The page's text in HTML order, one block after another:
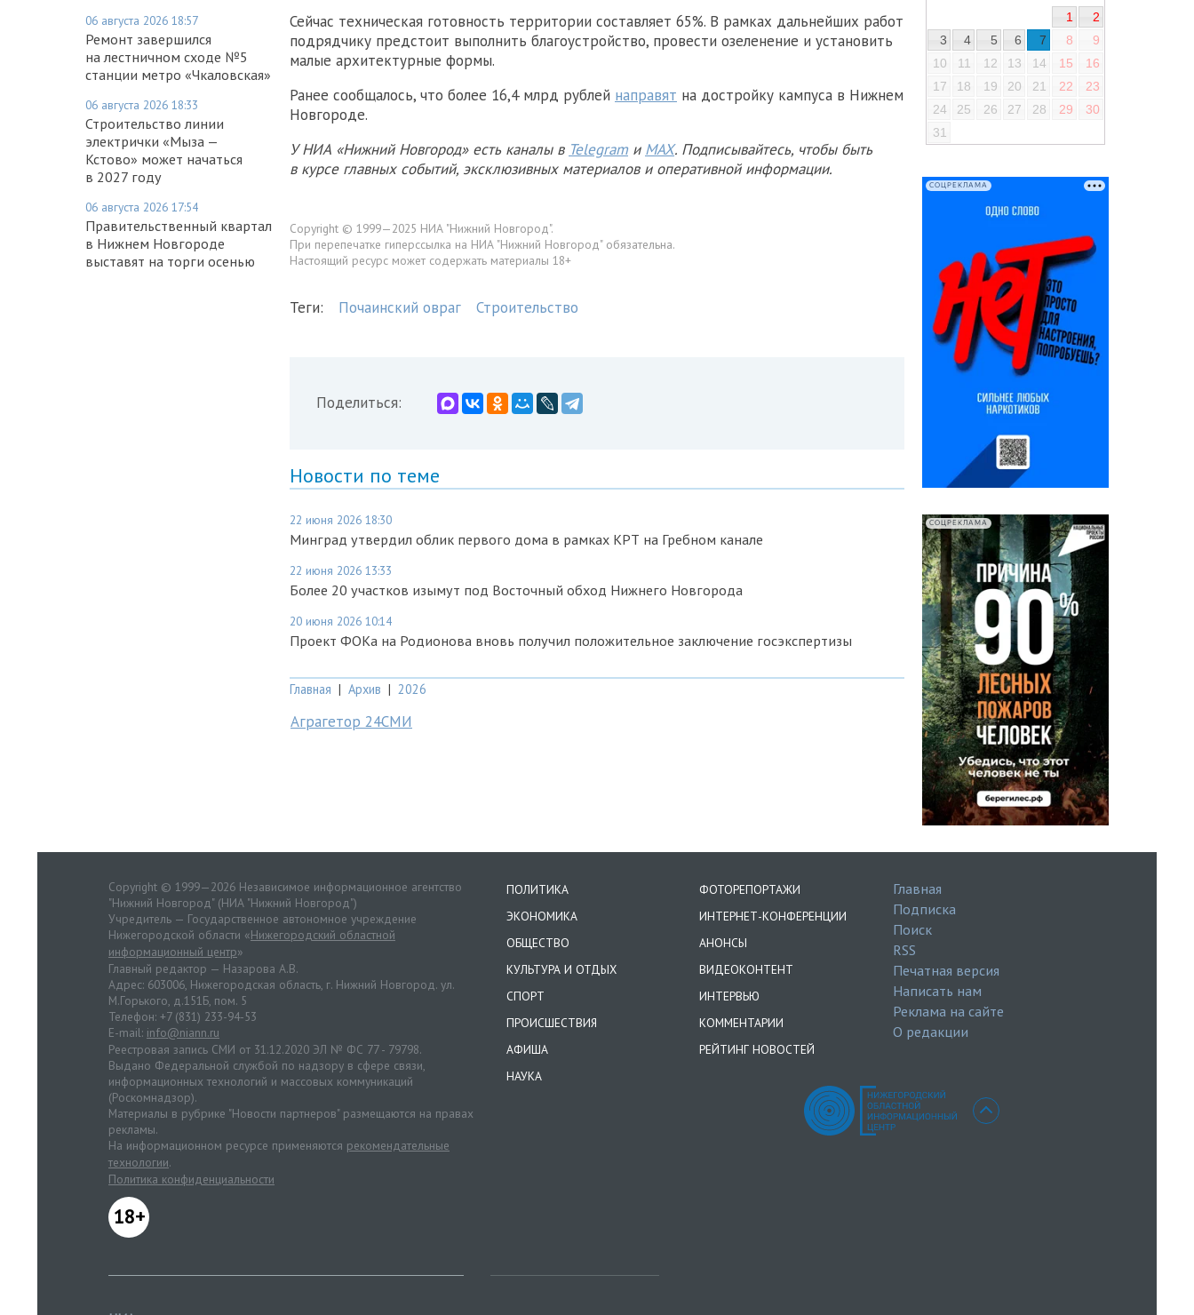
06 августа 2026 18:57
Ремонт завершился
на лестничном сходе №5
станции метро «Чкаловская»
06 августа 2026 18:33
Строительство линии
электрички «Мыза —
Кстово» может начаться
в 2027 году
06 августа 2026 17:54
Правительственный квартал
в Нижнем Новгороде
выставят на торги осенью
Сейчас техническая готовность территории составляет 65%. В рамках дальнейших работ
подрядчику предстоит выполнить благоустройство, провести озеленение и установить
малые архитектурные формы.
Ранее сообщалось, что более 16,4 млрд рублей направят на достройку кампуса в Нижнем
Новгороде.
У НИА «Нижний Новгород» есть каналы в Telegram и MAX. Подписывайтесь, чтобы быть
в курсе главных событий, эксклюзивных материалов и оперативной информации.
Copyright © 1999—2025 НИА "Нижний Новгород".
При перепечатке гиперссылка на НИА "Нижний Новгород" обязательна.
Настоящий ресурс может содержать материалы 18+
Теги: Почаинский овраг Строительство
Поделиться:
Новости по теме
22 июня 2026 18:30
Минград утвердил облик первого дома в рамках КРТ на Гребном канале
22 июня 2026 13:33
Более 20 участков изымут под Восточный обход Нижнего Новгорода
20 июня 2026 10:14
Проект ФОКа на Родионова вновь получил положительное заключение госэкспертизы
Главная | Архив | 2026
Аграгетор 24СМИ
1
2
3
4 5 6 7 8
9
10
11 12 13 14 15
16
17
18 19 20 21 22
23
24
25 26 27 28 29
30
31
СОЦРЕКЛАМА
СОЦРЕКЛАМА
Copyright © 1999—2026 Независимое информационное агентство
"Нижний Новгород" (НИА "Нижний Новгород")
Учредитель — Государственное автономное учреждение
Нижегородской области «Нижегородский областной
информационный центр»
Главный редактор — Назарова А.В.
Адрес: 603006, Нижегородская область, г. Нижний Новгород. ул.
М.Горького, д.151Б, пом. 5
Телефон: +7 (831) 233-94-53
E-mail: info@niann.ru
Реестровая запись СМИ от 31.12.2020 ЭЛ № ФС 77 - 79798.
Выдано Федеральной службой по надзору в сфере связи,
информационных технологий и массовых коммуникаций
(Роскомнадзор).
Материалы в рубрике "Новости партнеров" размещаются на правах
рекламы.
На информационном ресурсе применяются рекомендательные
технологии.
Политика конфиденциальности
18+
ПОЛИТИКА
ЭКОНОМИКА
ОБЩЕСТВО
КУЛЬТУРА И ОТДЫХ
СПОРТ
ПРОИСШЕСТВИЯ
АФИША
НАУКА
ФОТОРЕПОРТАЖИ
ИНТЕРНЕТ-КОНФЕРЕНЦИИ
АНОНСЫ
ВИДЕОКОНТЕНТ
ИНТЕРВЬЮ
КОММЕНТАРИИ
РЕЙТИНГ НОВОСТЕЙ
Главная
Подписка
Поиск
RSS
Печатная версия
Написать нам
Реклама на сайте
О редакции